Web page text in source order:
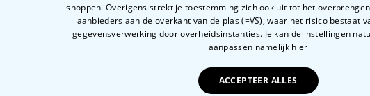
shoppen. Overigens strekt je toestemming zich ook uit tot het
aanbieders aan de overkant van de plas (=VS), waar het risico bestaat
gegevensverwerking door overheidsinstanties. Je kan de instellingen
aanpassen namelijk hier
ACCEPTEER ALLES